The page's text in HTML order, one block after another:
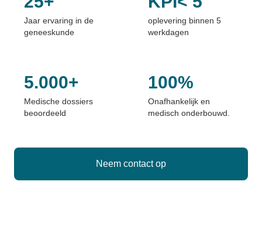
Jaar ervaring in de
geneeskunde
oplevering binnen 5
werkdagen
5.000+
Medische dossiers
beoordeeld
100%
Onafhankelijk en
medisch onderbouwd.
Neem contact op